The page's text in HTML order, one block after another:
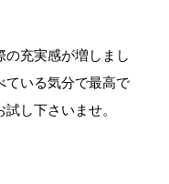
充実感が増しまし
ている気分で最高で
し下さいませ。